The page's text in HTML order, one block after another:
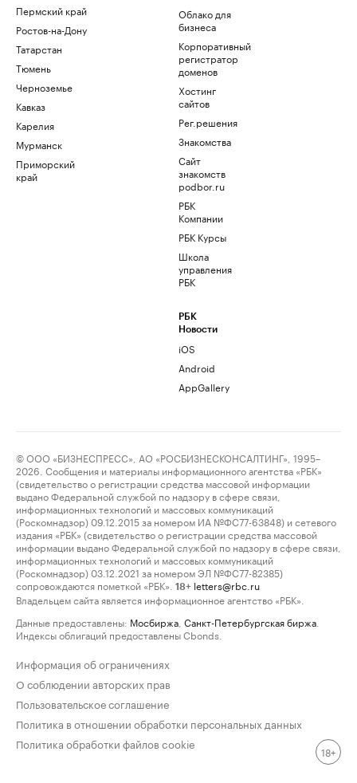
Пермский край
Ростов-на-Дону
Татарстан
Тюмень
Черноземье
Кавказ
Карелия
Мурманск
Приморский
край
Облако для
бизнеса
Корпоративный
регистратор
доменов
Хостинг
сайтов
Рег.решения
Знакомства
Сайт
знакомств
podbor.ru
РБК
Компании
РБК Курсы
Школа
управления
РБК
РБК
Новости
iOS
Android
AppGallery
© ООО «БИЗНЕСПРЕСС», АО «РОСБИЗНЕСКОНСАЛТИНГ», 1995–
2026. Сообщения и материалы информационного агентства «РБК»
(свидетельство о регистрации средства массовой информации
выдано Федеральной службой по надзору в сфере связи,
информационных технологий и массовых коммуникаций
(Роскомнадзор) 09.12.2015 за номером ИА №ФС77-63848) и сетевого
издания «РБК» (свидетельство о регистрации средства массовой
информации выдано Федеральной службой по надзору в сфере связи,
информационных технологий и массовых коммуникаций
(Роскомнадзор) 03.12.2021 за номером ЭЛ №ФС77-82385)
сопровождаются пометкой «РБК».
18+ letters@rbc.ru
Владельцем сайта является информационное агентство «РБК».
Данные предоставлены: Мосбиржа Санкт-Петербургская биржа
Индексы облигаций предоставлены Cbonds.
Информация об ограничениях
О соблюдении авторских прав
Пользовательское соглашение
Политика в отношении обработки персональных данных
Политика обработки файлов cookie
18+